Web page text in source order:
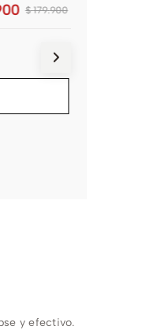
$ 179.900
y efectivo.